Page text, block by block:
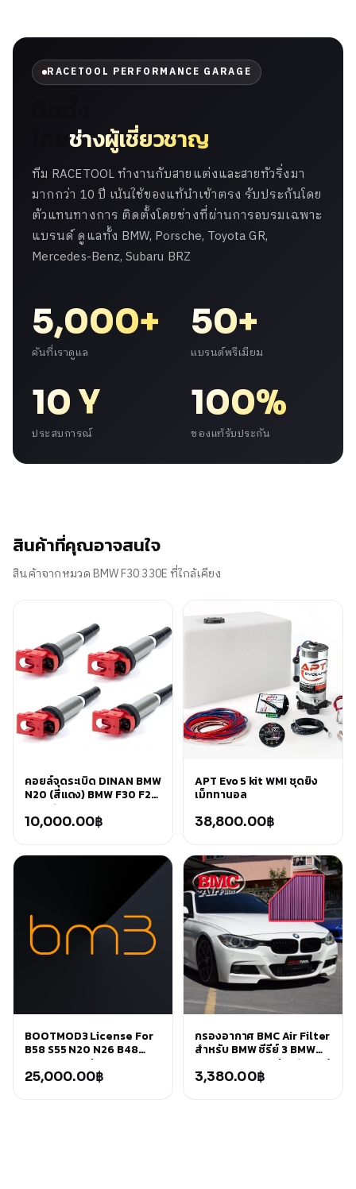
RACETOOL PERFORMANCE GARAGE
ช่างผู้เชี่ยวชาญ
ทีม RACETOOL ทำงานกับสายแต่งและสายทัวริ่งมา
มากกว่า 10 ปี เน้นใช้ของแท้นำเข้าตรง รับประกันโดย
ตัวแทนทางการ ติดตั้งโดยช่างที่ผ่านการอบรมเฉพาะ
แบรนด์ ดูแลทั้ง BMW, Porsche, Toyota GR,
Mercedes-Benz, Subaru BRZ
5,000+
คันที่เราดูแล
50+
แบรนด์พรีเมียม
10 Y
ประสบการณ์
100%
ของแท้รับประกัน
สินค้าที่คุณอาจสนใจ
สินค้าจากหมวด BMW F30 330E ที่ใกล้เคียง
คอยล์จุดระเบิด DINAN BMW
N20 (สีแดง) BMW F30 F25
F32 F10 F22
10,000.00฿
APT Evo 5 kit WMI ชุดยิง
เม็ททานอล
38,800.00฿
BOOTMOD3 License For
B58 S55 N20 N26 B48
B46 F&G Series
25,000.00฿
กรองอากาศ BMC Air Filter
สำหรับ BMW ซีรีย์ 3 BMW
B48 B58 LCI Series 1 F20 /
2 F22 /3 F30 /4 F32
3,380.00฿